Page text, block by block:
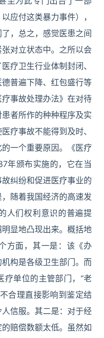
应付这类暴力事件），
，总之，感觉医患之间
对立状态中。之所以会
疗卫生行业体制封闭、
普遍下降、红包盛行等
事故处理办法》在对待
者所作的种种程序及实
疗事故不能得到及时、
一个重要原因。《医疗
年颁布实施的，它在当
纠纷和促进医疗事业的
随着我国经济的高速发
人们权利意识的普遍提
显地凸现出来。概括地
方面，其一是：该《办
构是各级卫生部门。而
疗单位的主管部门，“老
合理直接影响到鉴定结
信服。其二是：对于经
赔偿数额太低。虽然如